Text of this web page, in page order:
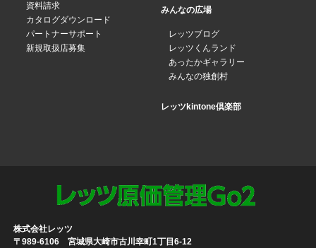
資料請求
カタログダウンロード
パートナーサポート
新規取扱店募集
みんなの広場
レッツブログ
レッツくんランド
あったかギャラリー
みんなの独創村
レッツkintone倶楽部
株式会社レッツ
〒989-6106 宮城県大崎市古川幸町1丁目6-12